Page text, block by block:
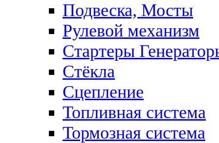
Подвеска, Мосты
Рулевой механизм
Стартеры
Стёкла
Сцепление
Топливная система
Тормозная система